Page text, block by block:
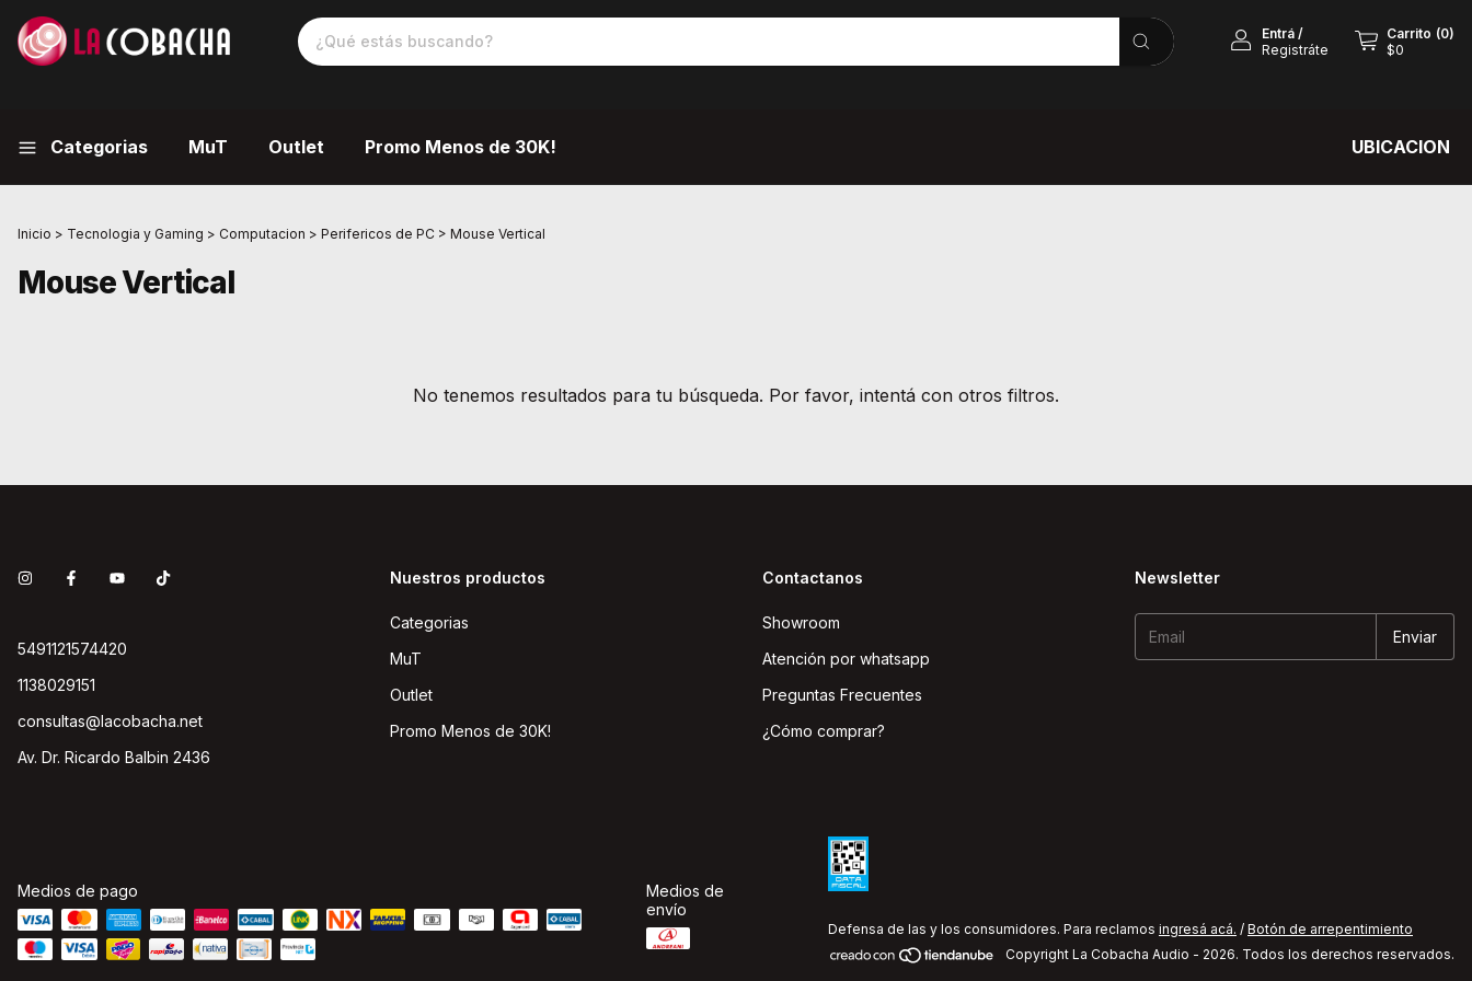
Entrá/
Registráte
Carrito (0)
$0
Categorias MuT Outlet Promo Menos de 30K! UBICACION
Inicio > Tecnologia y Gaming > Computacion > Perifericos de PC > Mouse Vertical
Mouse Vertical
No tenemos resultados para tu búsqueda. Por favor, intentá con otros filtros.
5491121574420
1138029151
consultas@lacobacha.net
Av. Dr. Ricardo Balbin 2436
Nuestros productos
Categorias
MuT
Outlet
Promo Menos de 30K!
Contactanos
Showroom
Atención por whatsapp
Preguntas Frecuentes
¿Cómo comprar?
Newsletter
Medios de pago
Medios de
envío
Defensa de las y los consumidores. Para reclamos ingresá acá. / Botón de arrepentimiento
Copyright La Cobacha Audio - 2026. Todos los derechos reservados.